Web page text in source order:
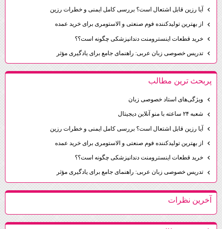
آیا رزین قابل اشتعال است؟ بررسی کامل ایمنی و خطرات رزین
از بهترین تولیدکننده فوم صنعتی و الاستومری برای خرید عمده
خرید قطعات اینسترومنت دندانپزشکی چگونه است؟؟
تدریس خصوصی زبان عربی: راهنمای جامع برای یادگیری مؤثر
پربحث ترين مطالب
ویژگی‌های استاد خصوصی زبان
شعبه ۲۴ ساعته با منو آنلاین دیجیتال
آیا رزین قابل اشتعال است؟ بررسی کامل ایمنی و خطرات رزین
از بهترین تولیدکننده فوم صنعتی و الاستومری برای خرید عمده
خرید قطعات اینسترومنت دندانپزشکی چگونه است؟؟
تدریس خصوصی زبان عربی: راهنمای جامع برای یادگیری مؤثر
آخرين نظرات